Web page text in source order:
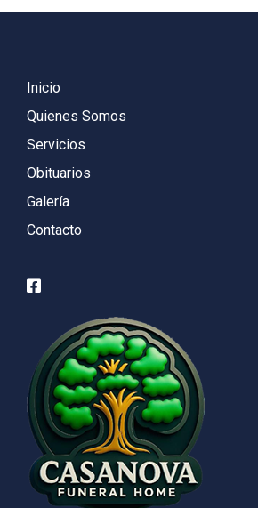
Inicio
Quienes Somos
Servicios
Obituarios
Galería
Contacto